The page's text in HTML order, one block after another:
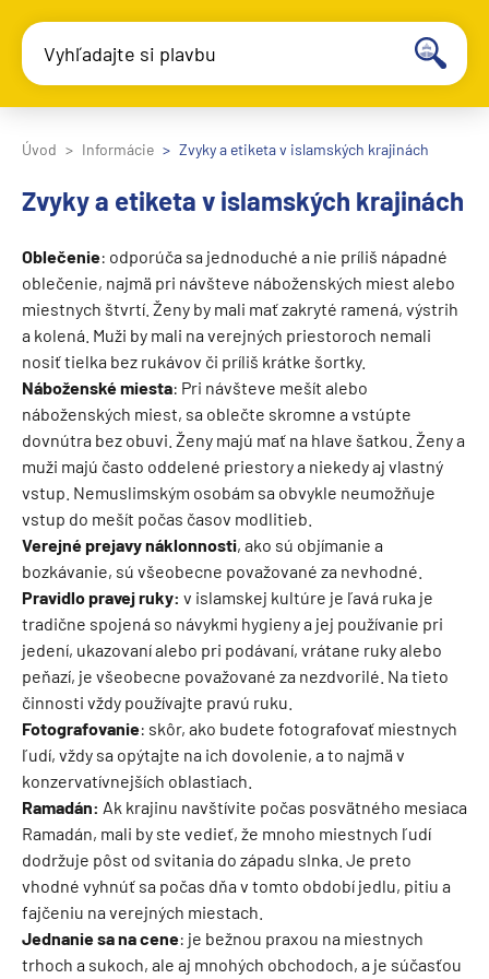
Vyhľadajte si plavbu
Úvod Informácie Zvyky a etiketa v islamských krajinách
Zvyky a etiketa v islamských krajinách
Oblečenie: odporúča sa jednoduché a nie príliš nápadné
oblečenie, najmä pri návšteve náboženských miest alebo
miestnych štvrtí. Ženy by mali mať zakryté ramená, výstrih
a kolená. Muži by mali na verejných priestoroch nemali
nosiť tielka bez rukávov či príliš krátke šortky.
Náboženské miesta: Pri návšteve mešít alebo
náboženských miest, sa oblečte skromne a vstúpte
dovnútra bez obuvi. Ženy majú mať na hlave šatkou. Ženy a
muži majú často oddelené priestory a niekedy aj vlastný
vstup. Nemuslimským osobám sa obvykle neumožňuje
vstup do mešít počas časov modlitieb.
Verejné prejavy náklonnosti, ako sú objímanie a
bozkávanie, sú všeobecne považované za nevhodné.
Pravidlo pravej ruky: v islamskej kultúre je ľavá ruka je
tradične spojená so návykmi hygieny a jej používanie pri
jedení, ukazovaní alebo pri podávaní, vrátane ruky alebo
peňazí, je všeobecne považované za nezdvorilé. Na tieto
činnosti vždy používajte pravú ruku.
Fotografovanie: skôr, ako budete fotografovať miestnych
ľudí, vždy sa opýtajte na ich dovolenie, a to najmä v
konzervatívnejších oblastiach.
Ramadán: Ak krajinu navštívite počas posvätného mesiaca
Ramadán, mali by ste vedieť, že mnoho miestnych ľudí
dodržuje pôst od svitania do západu slnka. Je preto
vhodné vyhnúť sa počas dňa v tomto období jedlu, pitiu a
fajčeniu na verejných miestach.
Jednanie sa na cene: je bežnou praxou na miestnych
trhoch a sukoch, ale aj mnohých obchodoch, a je súčasťou